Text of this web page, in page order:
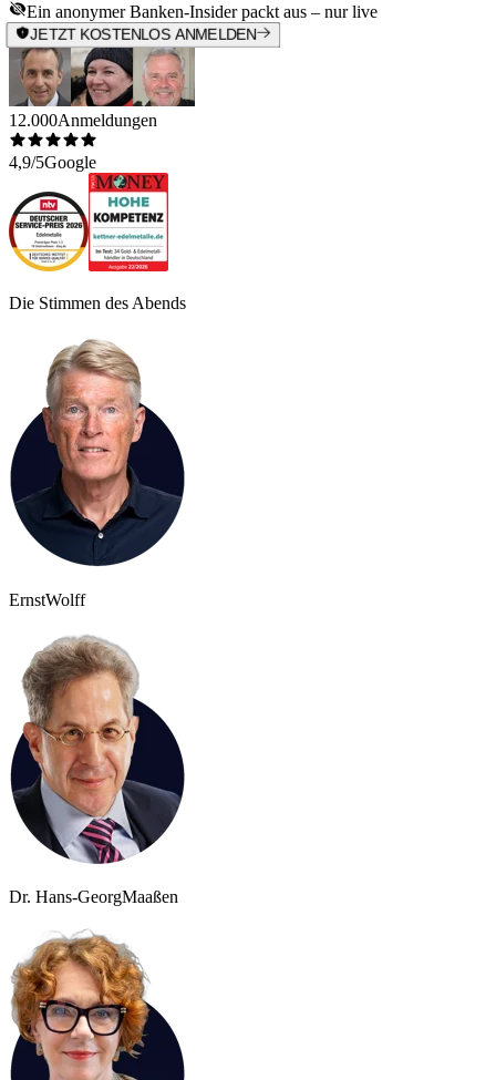
Ein anonymer Banken-Insider packt aus – nur live
JETZT KOSTENLOS ANMELDEN
12.000Anmeldungen
4,9/5Google
Die Stimmen des Abends
ErnstWolff
Dr. Hans-GeorgMaaßen